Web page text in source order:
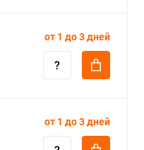
от 1 до 3 дней
от 1 до 3 дней